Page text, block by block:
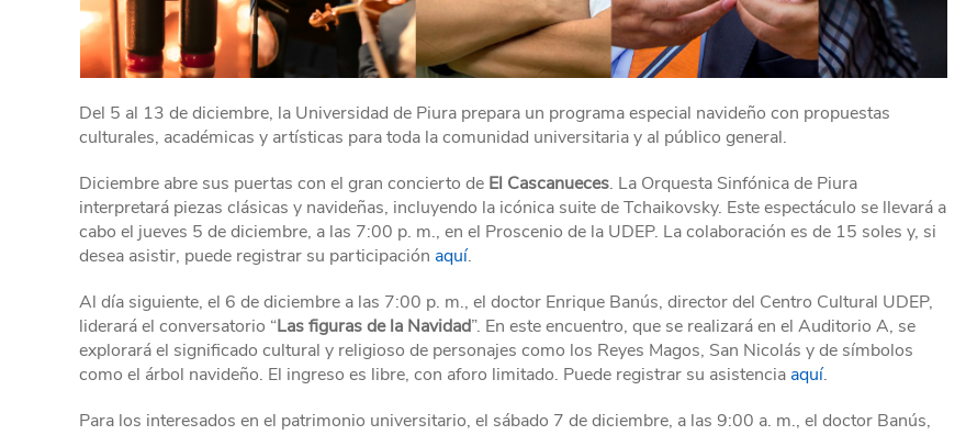
Del 5 al 13 de diciembre, la Universidad de Piura prepara un programa especial navideño con propuestas
culturales, académicas y artísticas para toda la comunidad universitaria y al público general.
Diciembre abre sus puertas con el gran concierto de El Cascanueces. La Orquesta Sinfónica de Piura
interpretará piezas clásicas y navideñas, incluyendo la icónica suite de Tchaikovsky. Este espectáculo se llevará a
cabo el jueves 5 de diciembre, a las 7:00 p. m., en el Proscenio de la UDEP. La colaboración es de 15 soles y, si
desea asistir, puede registrar su participación aquí.
Al día siguiente, el 6 de diciembre a las 7:00 p. m., el doctor Enrique Banús, director del Centro Cultural UDEP,
liderará el conversatorio “Las figuras de la Navidad”. En este encuentro, que se realizará en el Auditorio A, se
explorará el significado cultural y religioso de personajes como los Reyes Magos, San Nicolás y de símbolos
como el árbol navideño. El ingreso es libre, con aforo limitado. Puede registrar su asistencia aquí.
Para los interesados en el patrimonio universitario, el sábado 7 de diciembre, a las 9:00 a. m., el doctor Banús,